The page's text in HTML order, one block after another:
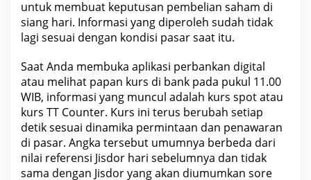
untuk membuat keputusan pembelian saham di
siang hari. Informasi yang diperoleh sudah tidak
lagi sesuai dengan kondisi pasarsaat itu.
Saat Anda membuka aplikasi perbankan digital
atau melihat papan kurs di bank pada pukul 11.00
WIB, informasi yang muncul adalah kurs spot atau
kurs TT Counter. Kurs ini terus berubah setiap
detik sesuai dinamika permintaan dan penawaran
di pasar. Angka tersebut umumnya berbeda dari
nilai referensi Jisdor hari sebelumnya dan tidak
sama dengan Jisdor yang akan diumumkan sore